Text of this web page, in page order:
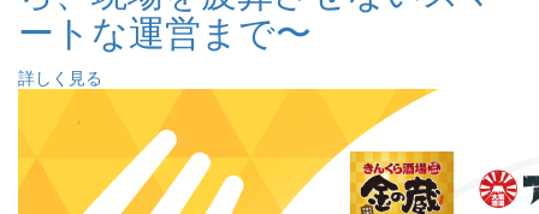
ートな運営まで〜
詳しく見る